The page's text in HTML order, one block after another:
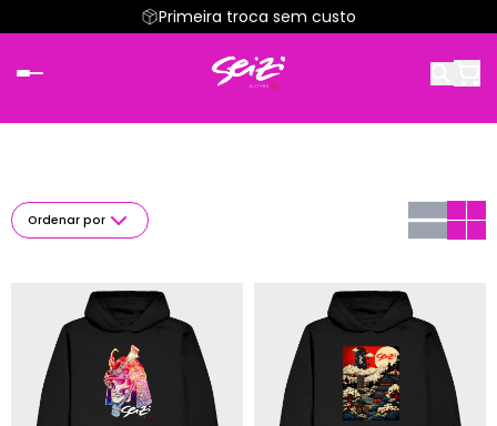
Primeira troca sem custo
Ordenar por